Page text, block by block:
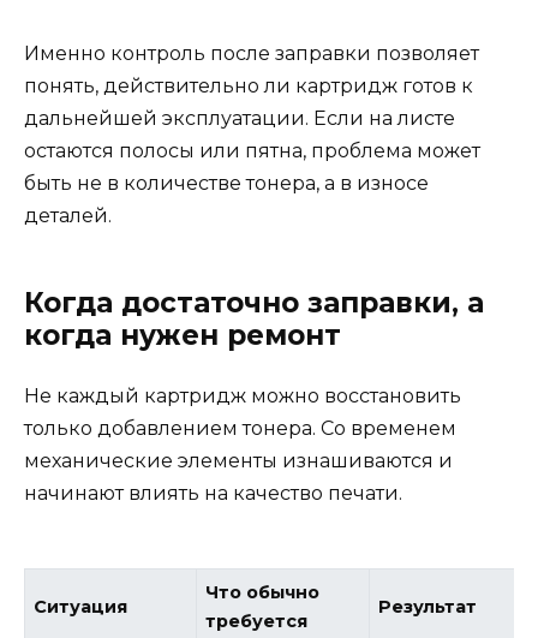
Именно контроль после заправки позволяет
понять, действительно ли картридж готов к
дальнейшей эксплуатации. Если на листе
остаются полосы или пятна, проблема может
быть не в количестве тонера, а в износе
деталей.
Когда достаточно заправки, а
когда нужен ремонт
Не каждый картридж можно восстановить
только добавлением тонера. Со временем
механические элементы изнашиваются и
начинают влиять на качество печати.
Ситуация
Что обычно
требуется
Результат